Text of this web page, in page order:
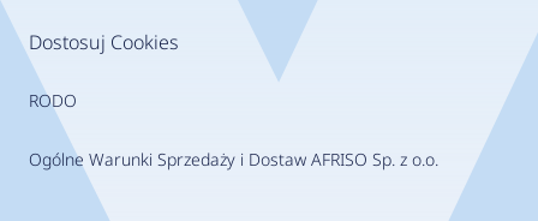
Dostosuj Cookies
RODO
Ogólne Warunki Sprzedaży i Dostaw AFRISO Sp. z o.o.